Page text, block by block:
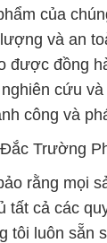
của
và an
được đồng
cứu
công và
Trường
rằng mọi
tất cả các
tôi luôn sẵn